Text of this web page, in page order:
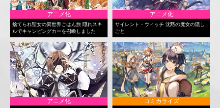
アニメ化
捨てられ聖女の異世界ごはん旅 隠れスキ
ルでキャンピングカーを召喚しました
アニメ化
サイレント・ウィッチ 沈黙の魔女の隠し
ごと
アニメ化 コミカライズ